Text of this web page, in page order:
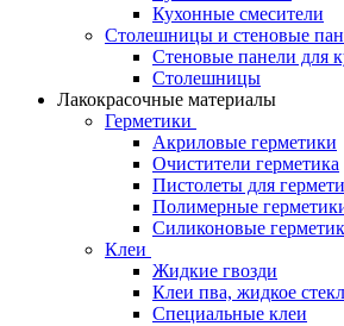
Кухонные смесители
Столешницы и стеновые
Стеновые панели для
Столешницы
Лакокрасочные материалы
Герметики
Акриловые герметики
Очистители герметика
Пистолеты для
Полимерные
Силиконовые
Клеи
Жидкие гвозди
Клеи пва, жидкое
Специальные клеи